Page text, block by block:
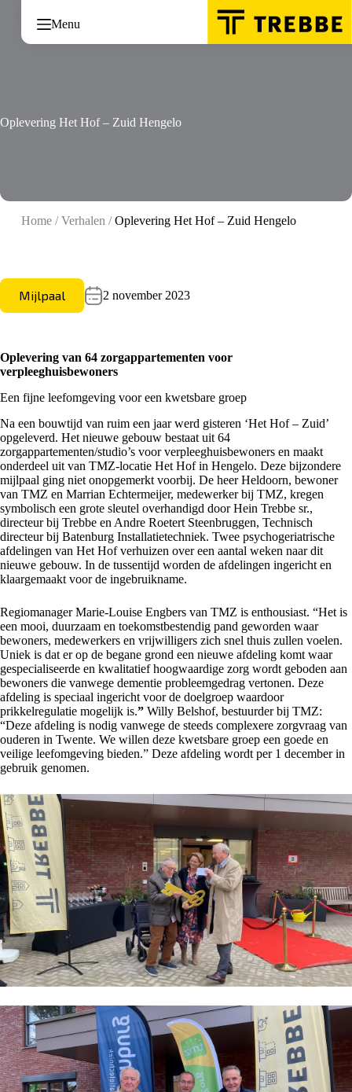
inhoud
Menu
Oplevering Het Hof – Zuid Hengelo
Home/Verhalen /Oplevering Het Hof – Zuid Hengelo
Mijlpaal 2 november 2023
Oplevering van 64 zorgappartementen voor
verpleeghuisbewoners
Een fijne leefomgeving voor een kwetsbare groep
Na een bouwtijd van ruim een jaar werd gisteren ‘Het Hof – Zuid’
opgeleverd. Het nieuwe gebouw bestaat uit 64
zorgappartementen/studio’s voor verpleeghuisbewoners en maakt
onderdeel uit van TMZ-locatie Het Hof in Hengelo. Deze bijzondere
mijlpaal ging niet onopgemerkt voorbij. De heer Heldoorn, bewoner
van TMZ en Marrian Echtermeijer, medewerker bij TMZ, kregen
symbolisch een grote sleutel overhandigd door Hein Trebbe sr.,
directeur bij Trebbe en Andre Roetert Steenbruggen, Technisch
directeur bij Batenburg Installatietechniek. Twee psychogeriatrische
afdelingen van Het Hof verhuizen over een aantal weken naar dit
nieuwe gebouw. In de tussentijd worden de afdelingen ingericht en
klaargemaakt voor de ingebruikname.
Regiomanager Marie-Louise Engbers van TMZ is enthousiast. “Het is
een mooi, duurzaam en toekomstbestendig pand geworden waar
bewoners, medewerkers en vrijwilligers zich snel thuis zullen voelen.
Uniek is dat er op de begane grond een nieuwe afdeling komt waar
gespecialiseerde en kwalitatief hoogwaardige zorg wordt geboden aan
bewoners die vanwege dementie probleemgedrag vertonen. Deze
afdeling is speciaal ingericht voor de doelgroep waardoor
prikkelregulatie mogelijk is.” Willy Belshof, bestuurder bij TMZ:
“Deze afdeling is nodig vanwege de steeds complexere zorgvraag van
ouderen in Twente. We willen deze kwetsbare groep een goede en
veilige leefomgeving bieden.” Deze afdeling wordt per 1 december in
gebruik genomen.